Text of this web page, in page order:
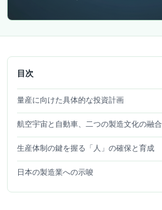
目次
量産に向けた具体的な投資計画
航空宇宙と自動車、二つの製造文化の融合
生産体制の鍵を握る「人」の確保と育成
日本の製造業への示唆